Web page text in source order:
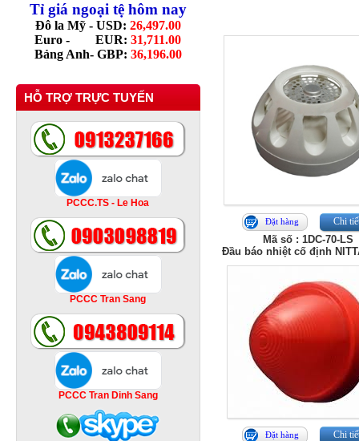
Tỉ giá ngoại tệ hôm nay
Đô la Mỹ - USD: 26,497.00
Euro - EUR: 31,711.00
Bảng Anh- GBP: 36,196.00
HỖ TRỢ TRỰC TUYẾN
PCCC.TS - Le Hoa
PCCC Tran Sang
PCCC Tran Dinh Sang
Đặt hàng Chi
Mã số : 1DC-70-LS
Đầu báo nhiệt cố định
Đặt hàng Chi